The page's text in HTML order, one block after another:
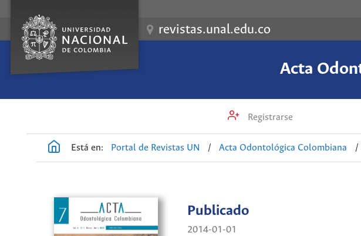
revistas.unal.edu.co
Acta
Registrarse
Está en: Portal de Revistas UN / Acta Odontológica Colombiana /
Publicado
2014-01-01